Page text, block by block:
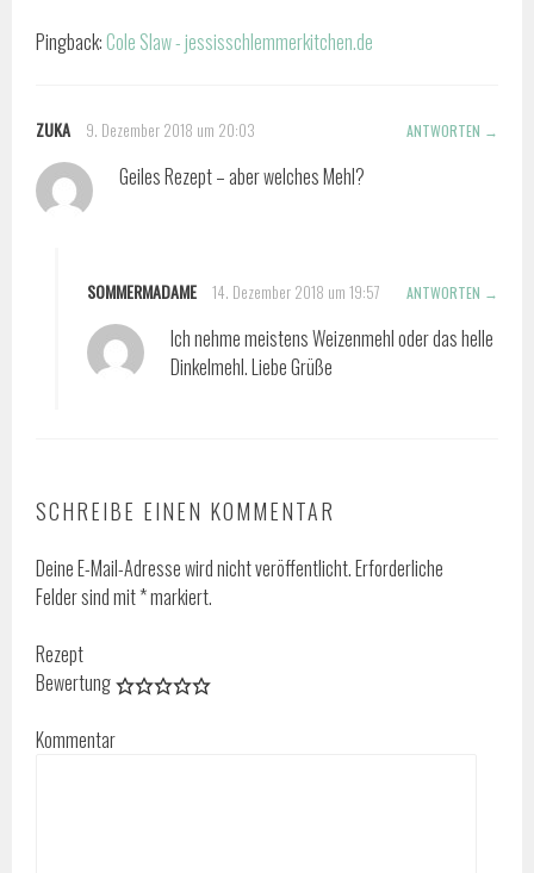
Pingback: Cole Slaw - jessisschlemmerkitchen.de
ZUKA 9. Dezember 2018 um 20:03 ANTWORTEN
Geiles Rezept – aber welches Mehl?
SOMMERMADAME 14. Dezember 2018 um 19:57 ANTWORTEN
Ich nehme meistens Weizenmehl oder das helle
Dinkelmehl. Liebe Grüße
SCHREIBE EINEN KOMMENTAR
Deine E-Mail-Adresse wird nicht veröffentlicht.Erforderliche
Felder sind mit*markiert.
Rezept
Bewertung
Kommentar